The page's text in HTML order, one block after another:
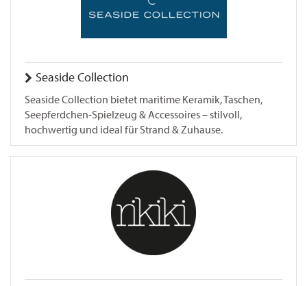
Seaside Collection
Seaside Collection bietet maritime Keramik, Taschen,
Seepferdchen-Spielzeug & Accessoires – stilvoll,
hochwertig und ideal für Strand & Zuhause.